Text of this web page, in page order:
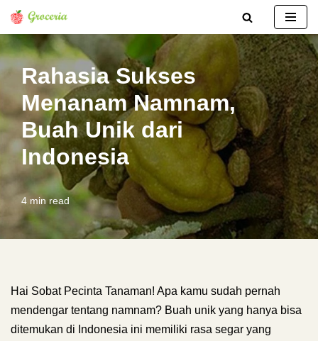
Lompat
ke
konten
Rahasia Sukses
Menanam Namnam,
Buah Unik dari
Indonesia
4 min read
Hai Sobat Pecinta Tanaman! Apa kamu sudah pernah
mendengar tentang namnam? Buah unik yang hanya bisa
ditemukan di Indonesia ini memiliki rasa segar yang